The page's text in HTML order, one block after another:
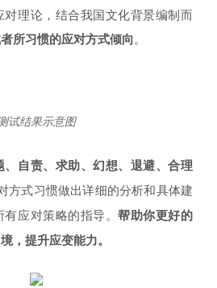
理论，结合我国文化背景编制而
所习惯的应对方式倾向。
试结果示意图
、自责、求助、幻想、退避、合理
方式习惯做出详细的分析和具体建
应对策略的指导。帮助你更好的
，提升应变能力。